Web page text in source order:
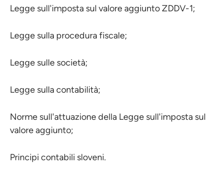
Legge sull'imposta sul valore aggiunto ZDDV-1;
Legge sulla procedura fiscale;
Legge sulle società;
Legge sulla contabilità;
Norme sull'attuazione della Legge sull'imposta sul
valore aggiunto;
Principi contabili sloveni.